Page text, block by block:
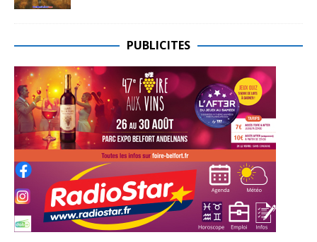
PUBLICITES